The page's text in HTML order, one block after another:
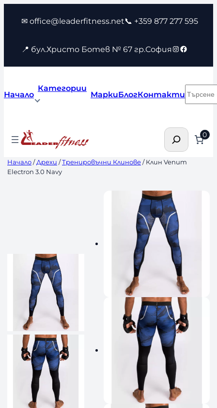
съдържанието
✉ office@leaderfitness.net📞 +359 877 277 595
📍 бул.Христо Ботев № 67 гр.София Instagram
Facebook
Начало
Категории
МаркиБлогКонтакти
Търсене 0
Начало/Дрехи /Тренировъчни Клинове/ Клин Venum
Electron 3.0 Navy